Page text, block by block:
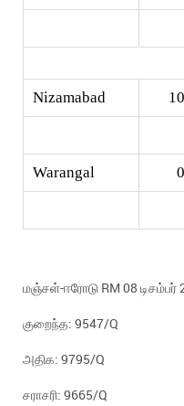
Nizamabad
Warangal
மஞ்சள்-ஈரோடு RM 08 டிசம்பர்
குறைந்த: 9547/Q
அதிக: 9795/Q
சராசரி: 9665/Q